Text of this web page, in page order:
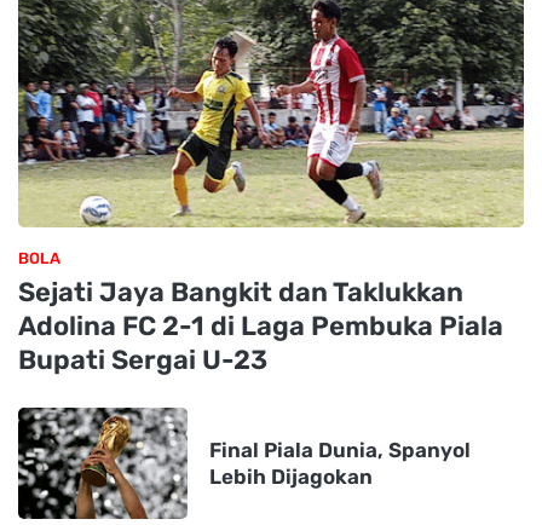
BOLA
Sejati Jaya Bangkit dan Taklukkan
Adolina FC 2-1 di Laga Pembuka Piala
Bupati Sergai U-23
Final Piala Dunia, Spanyol
Lebih Dijagokan